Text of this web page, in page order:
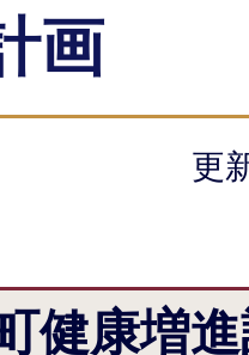
画
更
健康増